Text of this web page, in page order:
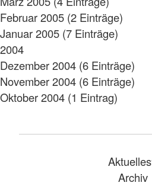
Februar 2005 (2 Einträge)
Januar 2005 (7 Einträge)
2004
Dezember 2004 (6 Einträge)
November 2004 (6 Einträge)
Oktober 2004 (1 Eintrag)
Aktuelles
Archiv